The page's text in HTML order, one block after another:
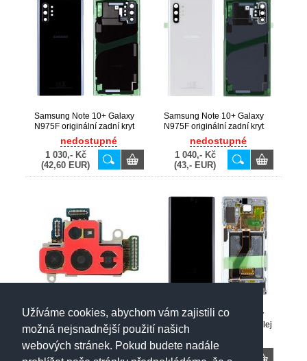
Užíváme cookies, abychom vám zajistili co
možná nejsnadnější použití našich
webových stránek. Pokud budete nadále
Samsung Note 10+ Galaxy
N975F originální zadní kryt
baterie Black / černý (Service
Pack) - GH82-20588A
nedostupné
1 030,- Kč
(42,60 EUR)
Samsung Note 10+ Galaxy
N975F originální zadní kryt
baterie White / bílý (Service
Pack) - GH82-20588B
nedostupné
1 040,- Kč
(43,- EUR)
Samsung Note 10+ Galaxy
N975F originální zadní hlavní
kamera 12+12+16MP+TOF
(Service Pack) - GH96-
12615A
nedostupné
1 190,- Kč
Samsung Note 10+ Galaxy
N975F originální LCD displej
+ dotyk + přední kryt / rám
White / bílý (Service Pack) -
GH82-20838B, GH82-
nedostupné